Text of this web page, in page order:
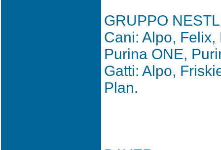
GRUPPO
Cani: Alpo,
Purina ONE,
Gatti: Alpo,
Plan.